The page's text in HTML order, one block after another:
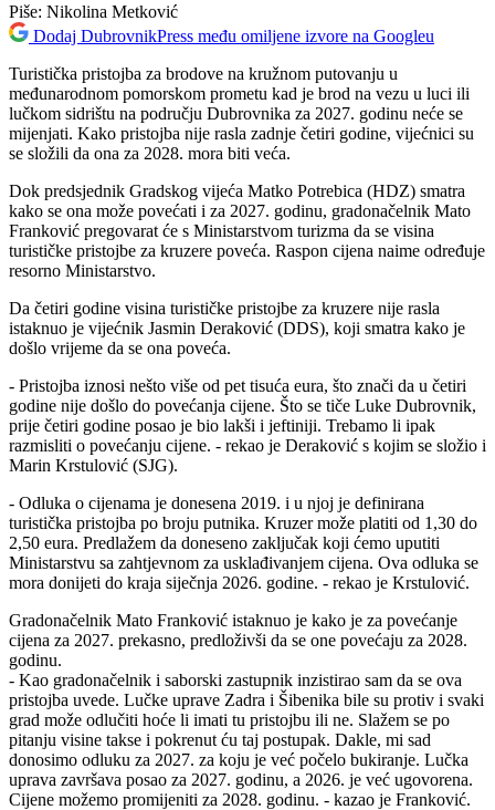
Piše: Nikolina Metković
Dodaj DubrovnikPress među omiljene izvore na Googleu
Turistička pristojba za brodove na kružnom putovanju u
međunarodnom pomorskom prometu kad je brod na vezu u luci ili
lučkom sidrištu na području Dubrovnika za 2027. godinu neće se
mijenjati. Kako pristojba nije rasla zadnje četiri godine, vijećnici su
se složili da ona za 2028. mora biti veća.
Dok predsjednik Gradskog vijeća Matko Potrebica (HDZ) smatra
kako se ona može povećati i za 2027. godinu, gradonačelnik Mato
Franković pregovarat će s Ministarstvom turizma da se visina
turističke pristojbe za kruzere poveća. Raspon cijena naime određuje
resorno Ministarstvo.
Da četiri godine visina turističke pristojbe za kruzere nije rasla
istaknuo je vijećnik Jasmin Deraković (DDS), koji smatra kako je
došlo vrijeme da se ona poveća.
- Pristojba iznosi nešto više od pet tisuća eura, što znači da u četiri
godine nije došlo do povećanja cijene. Što se tiče Luke Dubrovnik,
prije četiri godine posao je bio lakši i jeftiniji. Trebamo li ipak
razmisliti o povećanju cijene. - rekao je Deraković s kojim se složio i
Marin Krstulović (SJG).
- Odluka o cijenama je donesena 2019. i u njoj je definirana
turistička pristojba po broju putnika. Kruzer može platiti od 1,30 do
2,50 eura. Predlažem da doneseno zaključak koji ćemo uputiti
Ministarstvu sa zahtjevnom za usklađivanjem cijena. Ova odluka se
mora donijeti do kraja siječnja 2026. godine. - rekao je Krstulović.
Gradonačelnik Mato Franković istaknuo je kako je za povećanje
cijena za 2027. prekasno, predloživši da se one povećaju za 2028.
godinu.
- Kao gradonačelnik i saborski zastupnik inzistirao sam da se ova
pristojba uvede. Lučke uprave Zadra i Šibenika bile su protiv i svaki
grad može odlučiti hoće li imati tu pristojbu ili ne. Slažem se po
pitanju visine takse i pokrenut ću taj postupak. Dakle, mi sad
donosimo odluku za 2027. za koju je već počelo bukiranje. Lučka
uprava završava posao za 2027. godinu, a 2026. je već ugovorena.
Cijene možemo promijeniti za 2028. godinu. - kazao je Franković.